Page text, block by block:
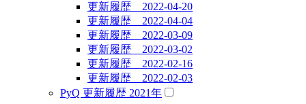
更新履歴 2022-04-20
更新履歴 2022-04-04
更新履歴 2022-03-09
更新履歴 2022-03-02
更新履歴 2022-02-16
更新履歴 2022-02-03
PyQ 更新履歴 2021年